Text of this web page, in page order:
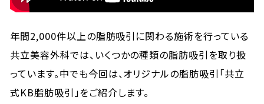
年間2,000件以上の脂肪吸引に関わる施術を行っている
共立美容外科では、いくつかの種類の脂肪吸引を取り扱
っています。中でも今回は、オリジナルの脂肪吸引「共立
式KB脂肪吸引」をご紹介します。